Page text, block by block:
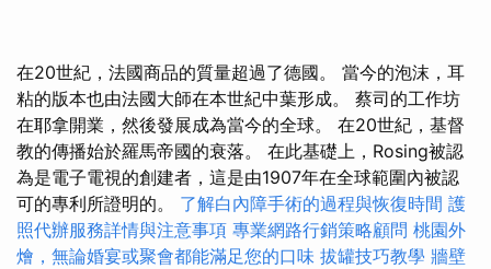
在20世紀，法國商品的質量超過了德國。 當今的泡沫，耳
粘的版本也由法國大師在本世紀中葉形成。 蔡司的工作坊
在耶拿開業，然後發展成為當今的全球。 在20世紀，基督
教的傳播始於羅馬帝國的衰落。 在此基礎上，Rosing被認
為是電子電視的創建者，這是由1907年在全球範圍內被認
可的專利所證明的。 了解白內障手術的過程與恢復時間 護
照代辦服務詳情與注意事項 專業網路行銷策略顧問 桃園外
燴，無論婚宴或聚會都能滿足您的口味 拔罐技巧教學 牆壁